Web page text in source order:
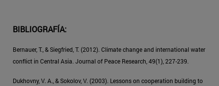
BIBLIOGRAFÍA:
Bernauer, T., & Siegfried, T. (2012). Climate change and international water
conflict in Central Asia. Journal of Peace Research, 49(1), 227-239.
Dukhovny, V. A., & Sokolov, V. (2003). Lessons on cooperation building to